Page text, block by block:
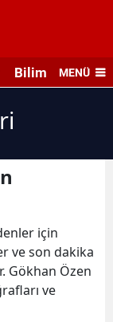
Bilim veMENÜ
için
ve son dakika
Gökhan Özen
ve